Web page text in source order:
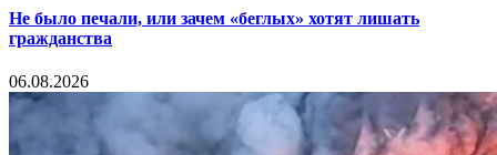
Не было печали, или зачем «беглых» хотят лишать
гражданства
06.08.2026